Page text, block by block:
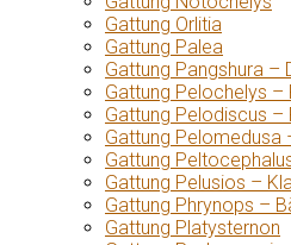
Gattung Orlitia
Gattung Palea
Gattung Pangshura –
Gattung Pelochelys –
Gattung Pelodiscus
Gattung Pelomedusa
Gattung
Gattung Pelusios –
Gattung Phrynops –
Gattung Platysternon